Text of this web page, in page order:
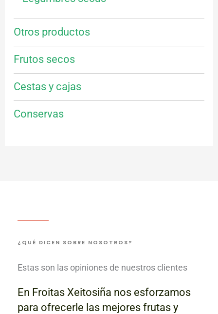
Otros productos
Frutos secos
Cestas y cajas
Conservas
¿QUÉ DICEN SOBRE NOSOTROS?
Estas son las opiniones de nuestros clientes
En Froitas Xeitosiña nos esforzamos
para ofrecerle las mejores frutas y